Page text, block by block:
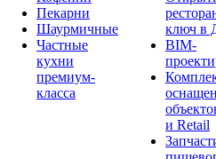
Пекарни
Шаурмичные
Частные
кухни
премиум-
класса
ключ в
BIM-
и Retail